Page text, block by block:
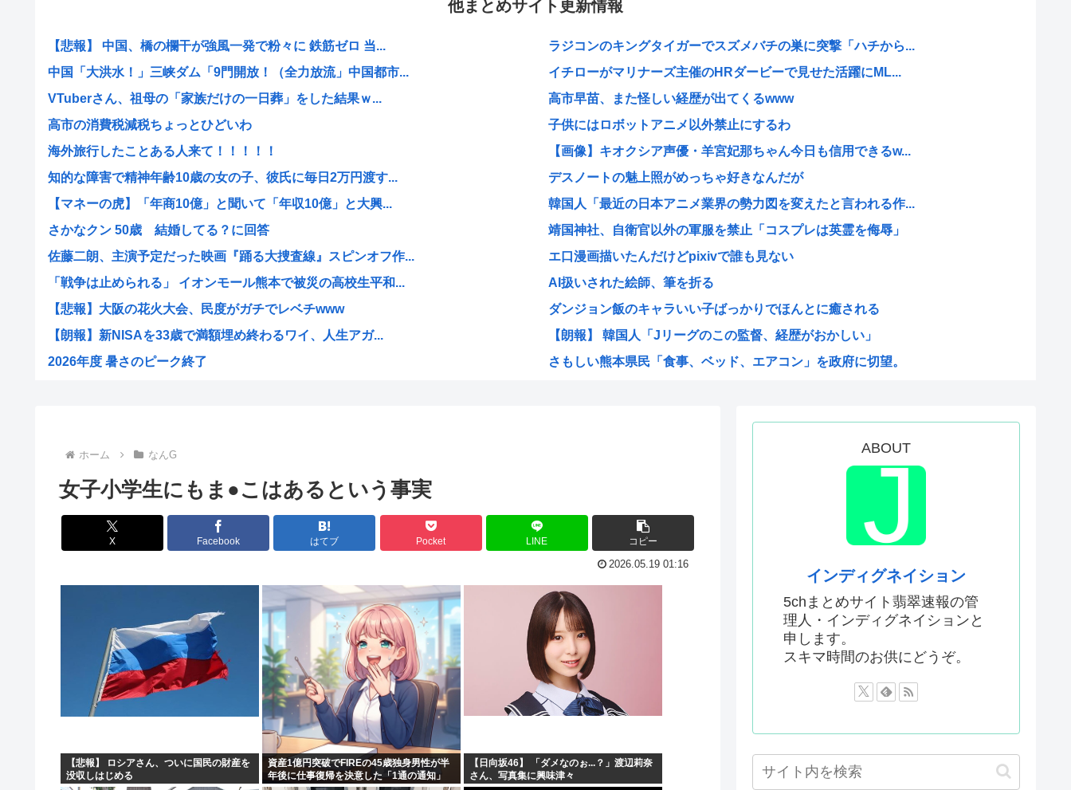
他まとめサイト更新情報
【悲報】 中国、橋の欄干が強風一発で粉々に 鉄筋ゼロ 当...
中国「大洪水！」三峡ダム「9門開放！（全力放流」中国都市...
VTuberさん、祖母の「家族だけの一日葬」をした結果ｗ...
高市の消費税減税ちょっとひどいわ
海外旅行したことある人来て！！！！！
知的な障害で精神年齢10歳の女の子、彼氏に毎日2万円渡す...
【マネーの虎】「年商10億」と聞いて「年収10億」と大興...
さかなクン 50歳 結婚してる？に回答
佐藤二朗、主演予定だった映画『踊る大捜査線』スピンオフ作...
「戦争は止められる」 イオンモール熊本で被災の高校生平和...
【悲報】大阪の花火大会、民度がガチでレベチwww
【朗報】新NISAを33歳で満額埋め終わるワイ、人生アガ...
2026年度 暑さのピーク終了
【画像】道重さゆみのお乳wwwこれでパイズリされたら3秒...
【画像】女子野球部員『星よつは』とかいうガチで可愛すぎる...
女球審、高校球児にキレられてしまうwww
30歳で初めてできた彼女(32)が「どういう神経してたら...
【悲報】免許取りたての娘さん、猛者すぎて炎上するwww
【画像】 セブンイレブン、ついに神商品を販売
平成ノブシコブシの吉村が生き残って相方が消えた理由
世界初の超伝導量子熱機関…燃料もピストンもない量子エンジ...
ロシア外務省報道官、平和宣言を非難「広島市長は『偽りの呪...
【高市】トランプ「イランが核入手したら2分でイタリア滅亡...
【画像】あのちゃん、上半身ほぼ裸でご乱心
ラジコンのキングタイガーでスズメバチの巣に突撃「ハチから...
イチローがマリナーズ主催のHRダービーで見せた活躍にML...
高市早苗、また怪しい経歴が出てくるwww
子供にはロボットアニメ以外禁止にするわ
【画像】キオクシア声優・羊宮妃那ちゃん今日も信用できるw...
デスノートの魅上照がめっちゃ好きなんだが
韓国人「最近の日本アニメ業界の勢力図を変えたと言われる作...
靖国神社、自衛官以外の軍服を禁止「コスプレは英霊を侮辱」
エ口漫画描いたんだけどpixivで誰も見ない
AI扱いされた絵師、筆を折る
ダンジョン飯のキャラいい子ばっかりでほんとに癒される
【朗報】 韓国人「Jリーグのこの監督、経歴がおかしい」
さもしい熊本県民「食事、ベッド、エアコン」を政府に切望。
【高市】トランプ「イランが核入手したら2分でイタリア滅亡...
5年前お前ら「AIイラストすげぇ！これもう人間のイラスト...
韓国人「台風で品不足になった沖縄のスーパーに行ってみたら...
韓国人「『日本ビールは絶対に飲まない！』と大騒ぎしていた...
海外「日本のこの場所は現実とは思えないレベルで美しい…！...
NISAのせいで少子化加速してるけどこれ本当に政策として...
女が100パーセント見てない漫画見つけたわ
高市早苗「袴田さんを犯人だと思ってないわよ！判決が到底承...
【維新速報】副首都・大阪都「大阪万博の跡地を “お金持ち...
農水省「食料自給率37%で過去最低」 肥料は輸入ほぼ10...
工学博士「国民が反中に染まっているから自民党は勝った
ホーム なんG
女子小学生にもま●こはあるという事実
X Facebook はてブ Pocket LINE コピー
2026.05.19 01:16
【悲報】 ロシアさん、ついに国民の財産を
没収しはじめる
資産1億円突破でFIREの45歳独身男性が半
年後に仕事復帰を決意した「1通の通知」
【日向坂46】 「ダメなのぉ...？」渡辺莉奈
さん、写真集に興味津々
ABOUT
インディグネイション
5chまとめサイト翡翠速報の管
理人・インディグネイションと
申します。
スキマ時間のお供にどうぞ。